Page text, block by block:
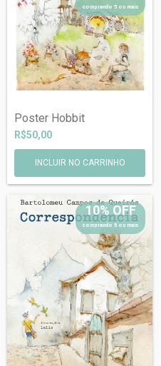
comprando 5 ou mais
Poster Hobbit
R$50,00
10% OFF
comprando 5 ou mais